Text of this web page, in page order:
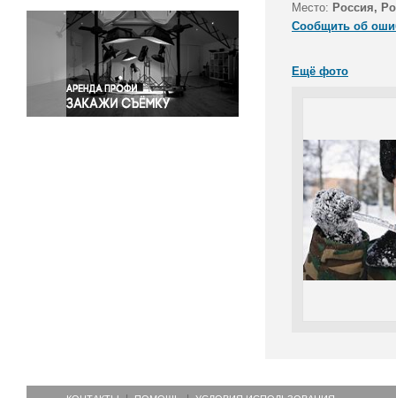
Светская жизнь
Спорт
Экология
Экономика и бизнес
Место: Россия,
Сообщить об
Ещё фото